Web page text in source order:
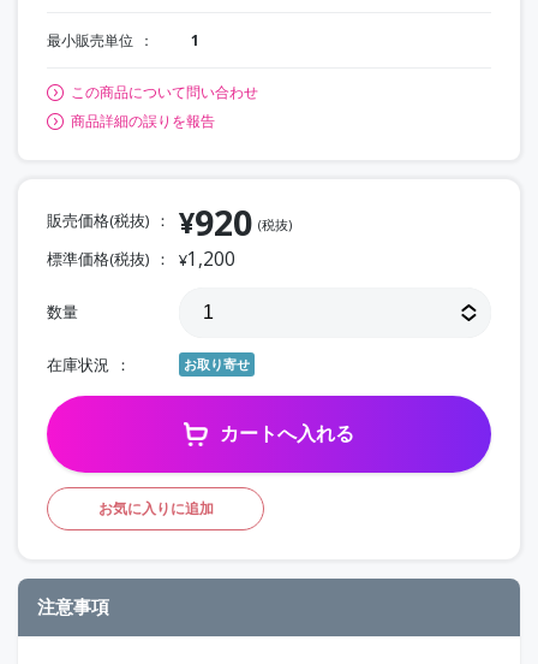
最小販売単位 1
この商品について問い合わせ
商品詳細の誤りを報告
販売価格(税抜) ¥920 (税抜)
標準価格(税抜) ¥1,200
数量
在庫状況 お取り寄せ
カートへ入れる
お気に入りに追加
注意事項